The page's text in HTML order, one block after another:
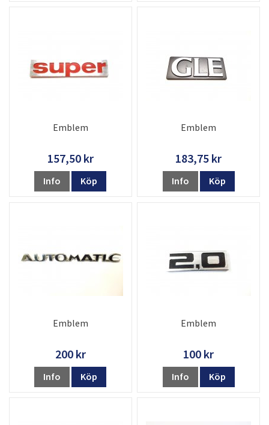
Emblem
157,50 kr
Info Köp
Emblem
183,75 kr
Info Köp
Emblem
200 kr
Info Köp
Emblem
100 kr
Info Köp